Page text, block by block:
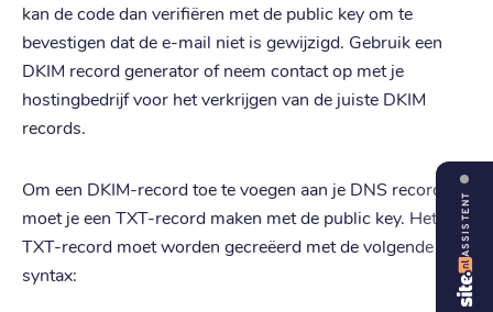
kan de code dan verifiëren met de public key om te
bevestigen dat de e-mail niet is gewijzigd. Gebruik een
DKIM record generator of neem contact op met je
hostingbedrijf voor het verkrijgen van de juiste DKIM
records.
Om een DKIM-record toe te voegen aan je DNS records,
moet je een TXT-record maken met de public key. Het
TXT-record moet worden gecreëerd met de volgende
syntax:
ASSISTENT